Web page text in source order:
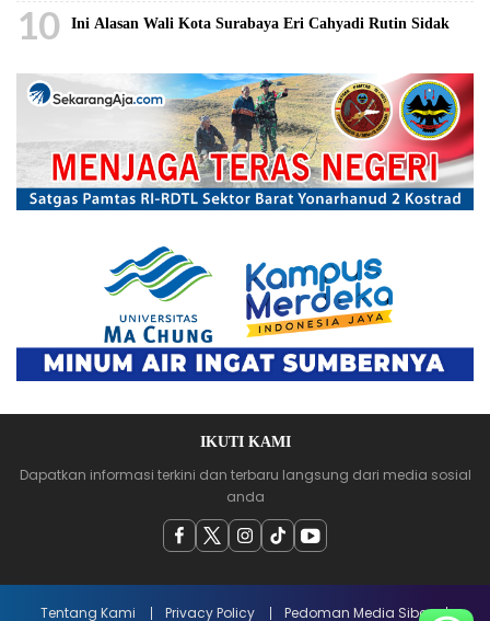
10 Ini Alasan Wali Kota Surabaya Eri Cahyadi Rutin Sidak
IKUTI KAMI
Dapatkan informasi terkini dan terbaru langsung dari media sosial
anda
Tentang Kami Privacy Policy Pedoman Media Siber